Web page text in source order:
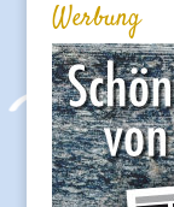
Werbung